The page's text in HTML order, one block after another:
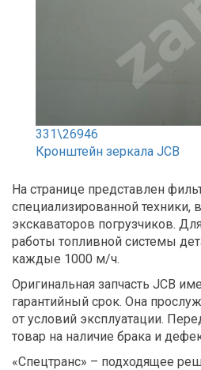
331\26946
Кронштейн зеркала JCB
На странице представлен
специализированной техники,
экскаваторов погрузчиков.
работы топливной системы
каждые 1000 м/ч.
Оригинальная запчасть JCB
гарантийный срок. Она
от условий эксплуатации.
товар на наличие брака и
«Спецтранс» – подходящее